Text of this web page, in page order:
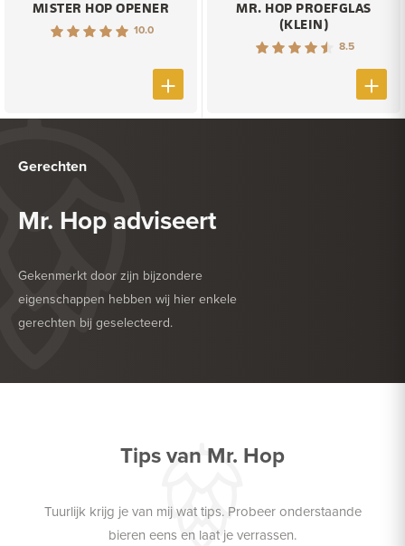
MISTER HOP OPENER
10.0
MR. HOP PROEFGLAS
(KLEIN)
8.5
Gerechten
Mr. Hop adviseert
Gekenmerkt door zijn bijzondere
eigenschappen hebben wij hier enkele
gerechten bij geselecteerd.
HEERLIJK BIJ
Tips van Mr. Hop
Tuurlijk krijg je van mij wat tips. Probeer onderstaande
bieren eens en laat je verrassen.